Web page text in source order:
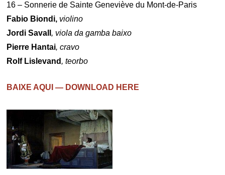
16 – Sonnerie de Sainte Geneviève du Mont-de-Paris
Fabio Biondi, violino
Jordi Savall, viola da gamba baixo
Pierre Hantai, cravo
Rolf Lislevand, teorbo
BAIXE AQUI — DOWNLOAD HERE